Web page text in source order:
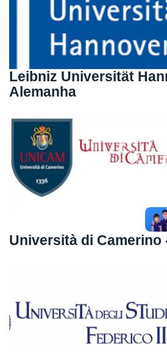
Leibniz Universität
Alemanha
Università di Camerino